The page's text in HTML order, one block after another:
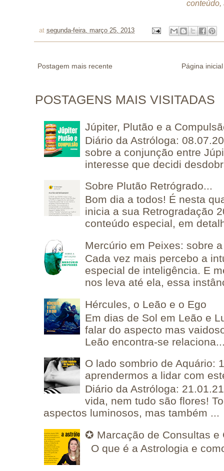
conteúdo,
at segunda-feira, março 25, 2013
Postagem mais recente Página inicial
POSTAGENS MAIS VISITADAS
Júpiter, Plutão e a
Diário da Astróloga:
sobre a conjunção entre
interesse que decidi
Sobre Plutão Retrógrado...
Bom dia a todos! É nesta
inicia a sua Retrogradação
conteúdo especial, em
Mercúrio em Peixes: sobre
Cada vez mais percebo a
especial de inteligência. E
nos leva até ela, essa
Hércules, o Leão e o Ego
Em dias de Sol em Leão e
falar do aspecto mas
Leão encontra-se
O lado sombrio de Aquário:
aprendermos a lidar com
Diário da Astróloga:
vida, nem tudo são flores!
aspectos luminosos, mas também ...
✪ Marcação de Consultas e
O que é a Astrologia e